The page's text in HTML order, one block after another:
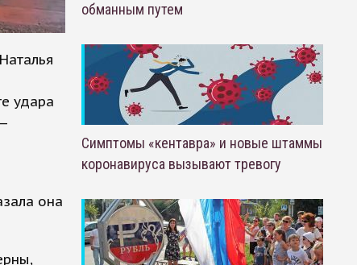
удара
она
обманным путем
Симптомы «кентавра» и новые штаммы
коронавируса вызывают тревогу